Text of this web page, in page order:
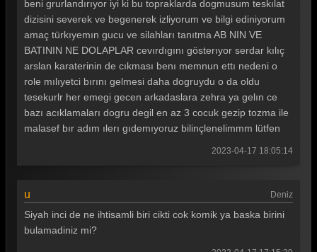
beni grurlandırıyor iyi ki bu topraklarda dogmusum teskılat
dizisini severek ve begenerek izliyorum ve bilgi ediniyorum
amaç türkıyemın gucu ve silahları tanıtma AB NIN VE
BATININ NE DOLAPLAR cevırdıgını gösterıyor serdar kılıç
arslan karaterinin de cıkması benı memnun ettı nedeni o
role mılıyetci bırını gelmesi daha dogruydu o da oldu
tesekurlr her emegi gecen arkadaslara zehra ya gelın ce
bazı acıklamaları dogru degil en az 3 cocuk gezip tozma ile
malasef bır adım ılerı gıdemıyoruz bilinçlenelimmm lütfen
2023-04-17 18:05:14
u Deniz
Siyah inci de ne ihtisamli biri cikti cok komik ya baska birini
bulamadiniz mi?